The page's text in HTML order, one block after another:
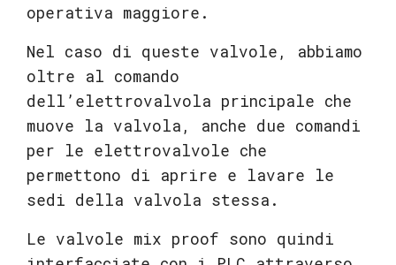
operativa maggiore.
Nel caso di queste valvole, abbiamo
oltre al comando
dell’elettrovalvola principale che
muove la valvola, anche due comandi
per le elettrovalvole che
permettono di aprire e lavare le
sedi della valvola stessa.
Le valvole mix proof sono quindi